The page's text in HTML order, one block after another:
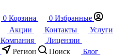
0 Корзина 0 Избранные
Акции Контакты
Услуги
Компания
Лицензии
Регион Поиск
Блог